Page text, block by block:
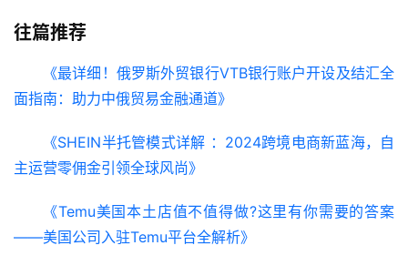
往篇推荐
《最详细！俄罗斯外贸银行VTB银行账户开设及结汇全
面指南：助力中俄贸易金融通道》
《SHEIN半托管模式详解 ：2024跨境电商新蓝海，自
主运营零佣金引领全球风尚》
《Temu美国本土店值不值得做?这里有你需要的答案
——美国公司入驻Temu平台全解析》